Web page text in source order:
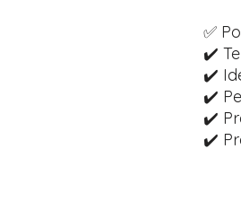
✅
✔️
✔️
✔️
✔️
✔️